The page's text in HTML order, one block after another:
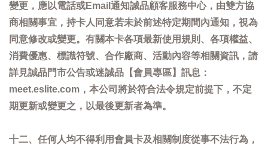
變更，應以電話或Email通知誠品顧客服務中心，由雙方協
商相關事宜，持卡人同意若未於前述特定期間內通知，視為
同意修改或變更。有關本卡各項最新使用規則、各項權益、
消費優惠、標識符號、合作廠商、活動內容等相關資訊，請
詳見誠品門市公告或迷誠品【會員專區】訊息：
meet.eslite.com，本公司將於符合法令規定前提下，不定
期更新或變更之，以最後更新者為準。
十二、任何人均不得利用會員卡及相關制度從事不法行為，